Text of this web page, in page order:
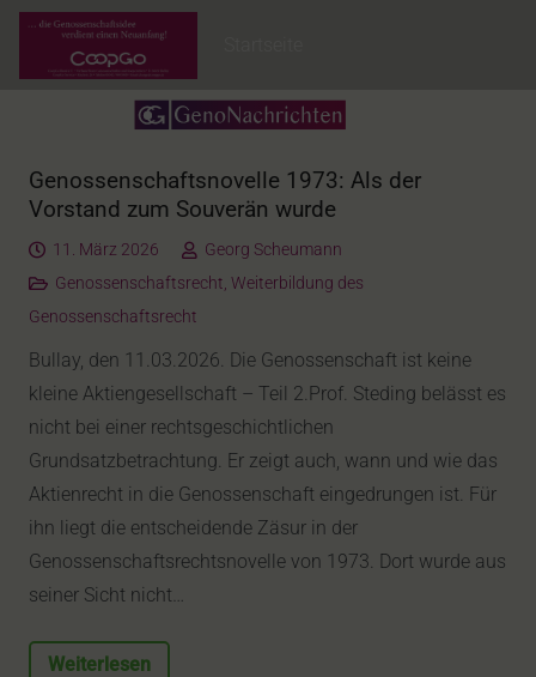
Genossenschaftsnovelle 1973: Als der
Vorstand zum Souverän wurde
11. März 2026
Georg Scheumann
Genossenschaftsrecht, Weiterbildung des
Genossenschaftsrecht
Bullay, den 11.03.2026. Die Genossenschaft ist keine
kleine Aktiengesellschaft – Teil 2.Prof. Steding belässt es
nicht bei einer rechtsgeschichtlichen
Grundsatzbetrachtung. Er zeigt auch, wann und wie das
Aktienrecht in die Genossenschaft eingedrungen ist. Für
ihn liegt die entscheidende Zäsur in der
Genossenschaftsrechtsnovelle von 1973. Dort wurde aus
seiner Sicht nicht…
Weiterlesen